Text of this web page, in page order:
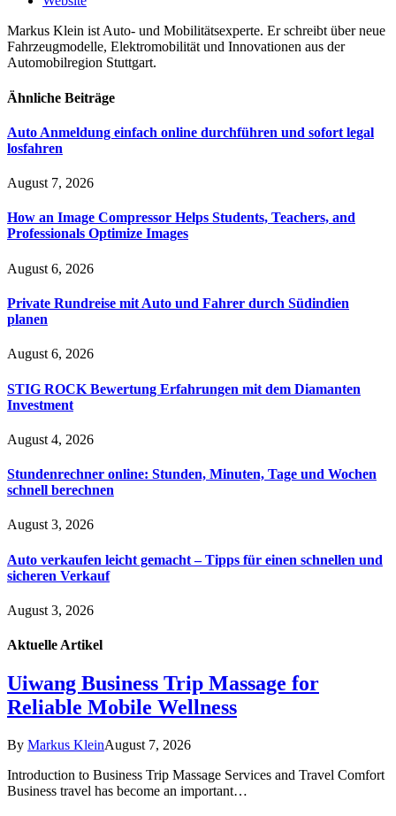
Markus Klein ist Auto- und Mobilitätsexperte. Er schreibt über neue
Fahrzeugmodelle, Elektromobilität und Innovationen aus der
Automobilregion Stuttgart.
Ähnliche Beiträge
Auto Anmeldung einfach online durchführen und sofort legal
losfahren
August 7, 2026
How an Image Compressor Helps Students, Teachers, and
Professionals Optimize Images
August 6, 2026
Private Rundreise mit Auto und Fahrer durch Südindien
planen
August 6, 2026
STIG ROCK Bewertung Erfahrungen mit dem Diamanten
Investment
August 4, 2026
Stundenrechner online: Stunden, Minuten, Tage und Wochen
schnell berechnen
August 3, 2026
Auto verkaufen leicht gemacht – Tipps für einen schnellen und
sicheren Verkauf
August 3, 2026
Aktuelle Artikel
Uiwang Business Trip Massage for
Reliable Mobile Wellness
By Markus KleinAugust 7, 2026
Introduction to Business Trip Massage Services and Travel Comfort
Business travel has become an important…